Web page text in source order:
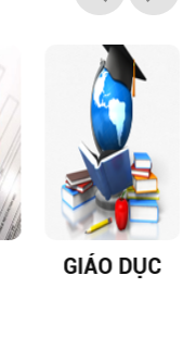
GIÁO DỤC